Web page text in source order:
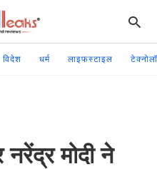
विदेश धर्म लाइफस्टाइल
नरेंद्र मोदी ने